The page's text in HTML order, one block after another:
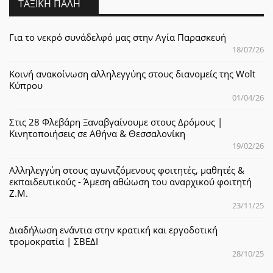
ΤΑΞΙΚΉ ΠΆΛΗ
Για το νεκρό συνάδελφό μας στην Αγία Παρασκευή
18/07/26
Κοινή ανακοίνωση αλληλεγγύης στους διανομείς της Wolt
Κύπρου
01/04/26
Στις 28 Φλεβάρη Ξαναβγαίνουμε στους Δρόμους |
Κινητοποιήσεις σε Αθήνα & Θεσσαλονίκη
19/02/26
Αλληλεγγύη στους αγωνιζόμενους φοιτητές, μαθητές &
εκπαιδευτικούς - Άμεση αθώωση του αναρχικού φοιτητή
Ζ.Μ.
23/11/25
Διαδήλωση ενάντια στην κρατική και εργοδοτική
τρομοκρατία | ΣΒΕΔΙ
28/10/25